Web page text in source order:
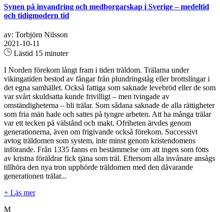
Synen på invandring och medborgarskap i Sverige – medeltid
och tidigmodern tid
av: Torbjörn Nilsson
2021-10-11
Lästid 15 minuter
I Norden förekom långt fram i tiden träldom. Trälarna under
vikingatiden bestod av fångar från plundringståg eller brottslingar i
det egna samhället. Också fattiga som saknade levebröd eller de som
var svårt skuldsatta kunde frivilligt – men tvingade av
omständigheterna – bli trälar. Som sådana saknade de alla rättigheter
som fria män hade och sattes på tyngre arbeten. Att ha många trälar
var ett tecken på välstånd och makt. Ofriheten ärvdes genom
generationerna, även om frigivande också förekom. Successivt
avtog träldomen som system, inte minst genom kristendomens
införande. Från 1335 fanns en bestämmelse om att ingen som fötts
av kristna föräldrar fick tjäna som träl. Eftersom alla invånare ansågs
tillhöra den nya tron upphörde träldomen med den dåvarande
generationen trälar...
+ Läs mer
M